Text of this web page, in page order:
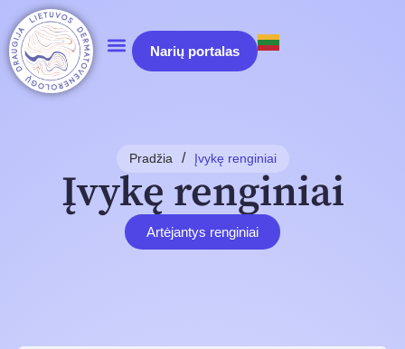
Narių portalas
Pradžia / Įvykę renginiai
Įvykę renginiai
Artėjantys renginiai